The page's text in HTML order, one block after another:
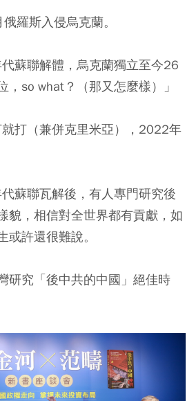
羅斯入侵烏克蘭。
蘇聯解體，烏克蘭獨立至今26
，so what？（那又怎麼樣）」
就打（兼併克里米亞），2022年
蘇聯瓦解後，有人專門研究後
貌，相信對全世界都有貢獻，如
許還很難說。
研究「後中共的中國」絕佳時